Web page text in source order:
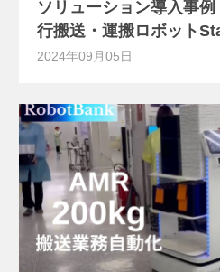
ソリューション導入事
行搬送・運搬ロボット
2024年09月05日